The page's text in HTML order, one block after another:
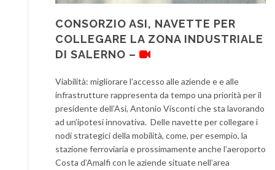
CONSORZIO ASI, NAVETTE PER
COLLEGARE LA ZONA INDUSTRIALE
DI SALERNO –
Viabilità: migliorare l’accesso alle aziende e e alle
infrastrutture rappresenta da tempo una priorità per il
presidente dell’Asi, Antonio Visconti che sta lavorando
ad un’ipotesi innovativa. Delle navette per collegare i
nodi strategici della mobilità, come, per esempio, la
stazione ferroviaria e prossimamente anche l’aeroporto
Costa d’Amalfi con le aziende situate nell’area